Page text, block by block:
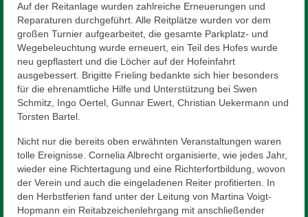
Preise
Anfahrt
Downloads
Kontakt
Auf der Reitanlage wurden zahlreiche Erneuerungen und
Reparaturen durchgeführt. Alle Reitplätze wurden vor dem
großen Turnier aufgearbeitet, die gesamte Parkplatz- und
Wegebeleuchtung wurde erneuert, ein Teil des Hofes wurde
neu gepflastert und die Löcher auf der Hofeinfahrt
ausgebessert. Brigitte Frieling bedankte sich hier besonders
für die ehrenamtliche Hilfe und Unterstützung bei Swen
Schmitz, Ingo Oertel, Gunnar Ewert, Christian Uekermann und
Torsten Bartel.
Nicht nur die bereits oben erwähnten Veranstaltungen waren
tolle Ereignisse. Cornelia Albrecht organisierte, wie jedes Jahr,
wieder eine Richtertagung und eine Richterfortbildung, wovon
der Verein und auch die eingeladenen Reiter profitierten. In
den Herbstferien fand unter der Leitung von Martina Voigt-
Hopmann ein Reitabzeichenlehrgang mit anschließender